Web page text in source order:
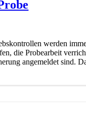
werden
die Probearbeit
angemeldet sind.